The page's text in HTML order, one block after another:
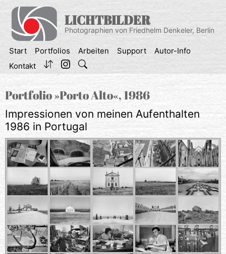
Inhalt
springen
LICHTBILDER
Photographien von Friedhelm Denkeler, Berlin
Start Portfolios Arbeiten Support
Autor-Info
Kontakt
Portfolio »Porto Alto«, 1986
Impressionen von meinen Aufenthalten
1986 in Portugal